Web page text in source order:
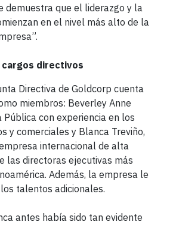
demuestra que el liderazgo y la
en el nivel más alto de la
directivos
Directiva de Goldcorp cuenta
miembros: Beverley Anne
Pública con experiencia en los
y comerciales y Blanca Treviño,
internacional de alta
las directoras ejecutivas más
Además, la empresa le
talentos adicionales.
antes había sido tan evidente